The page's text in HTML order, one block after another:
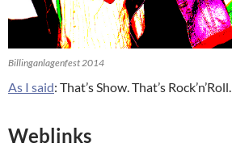
Billinganlagenfest 2014
As I said: That’s Show. That’s Rock’n’Roll.
Weblinks